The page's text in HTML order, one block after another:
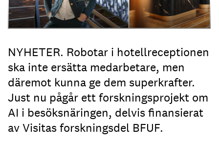
NYHETER. Robotar i hotellreceptionen
ska inte ersätta medarbetare, men
däremot kunna ge dem superkrafter.
Just nu pågår ett forskningsprojekt om
AI i besöksnäringen, delvis finansierat
av Visitas forskningsdel BFUF.